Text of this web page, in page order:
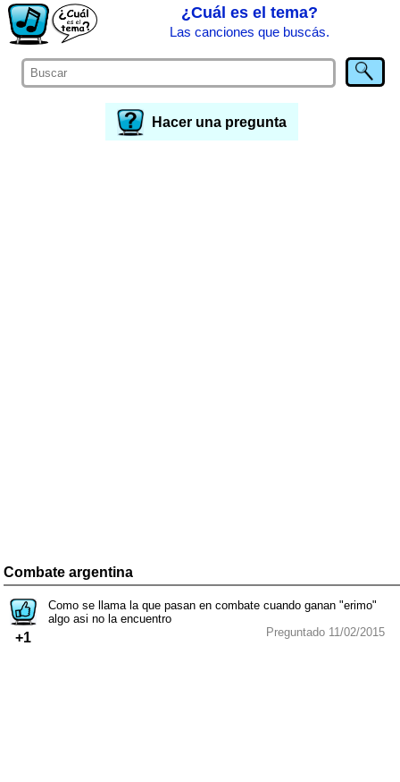
¿Cuál es el tema?
Las canciones que buscás.
Hacer una pregunta
Combate argentina
+1
Como se llama la que pasan en combate cuando ganan "erimo"
algo asi no la encuentro
Preguntado 11/02/2015